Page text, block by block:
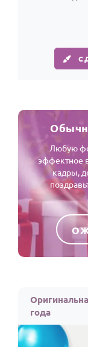
Любую
эффектное
кадры,
года